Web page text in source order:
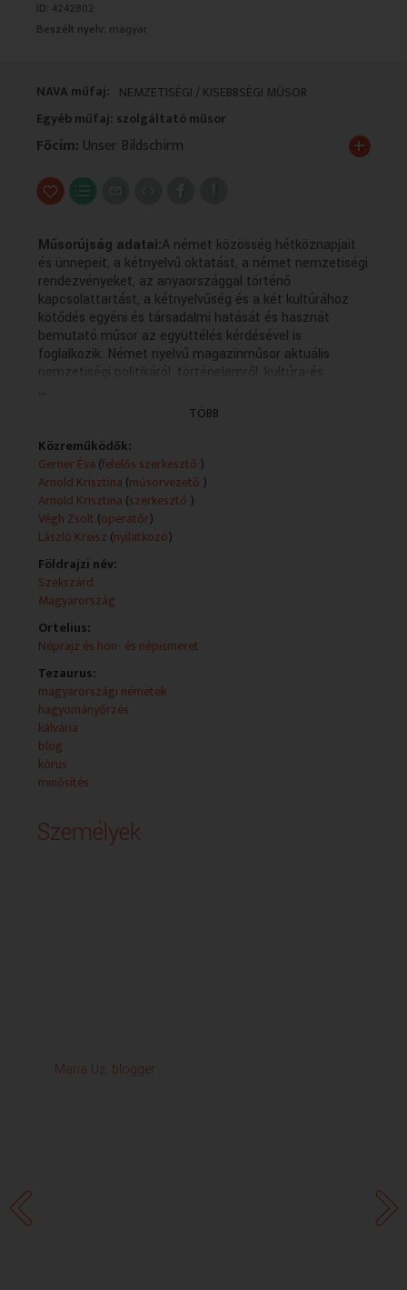
ID: 4242802
Beszélt nyelv: magyar
NAVA műfaj: NEMZETISÉGI / KISEBBSÉGI MŰSOR
Egyéb műfaj: szolgáltató műsor
Főcím: Unser Bildschirm +
Műsorújság adatai:A német közösség hétköznapjait
és ünnepeit, a kétnyelvű oktatást, a német nemzetiségi
rendezvényeket, az anyaországgal történő
kapcsolattartást, a kétnyelvűség és a két kultúrához
kötődés egyéni és társadalmi hatását és hasznát
bemutató műsor az együttélés kérdésével is
foglalkozik. Német nyelvű magazinműsor aktuális
nemzetiségi politikáról, történelemről, kultúra-és
hagyományápolásról, az identitás megőrzéséről a
magyarországi német nemzetiség életéből.
Német nyelvű nemzetiségi magazin.
Technikai leírás:
A műsorszolgáltatói információk forrása a
mediaklikk.hu.
Műsorszolgáltatói ismertető:
-A Magyarországi Német Ének-, Zene- és Tánckarok
Országos Tanácsa szekszárdi kórusminősítő találkozója
Német nyelvű magazinműsor nemzetiségi politikáról,
érdekességekkel, rendezvényekről történő
nemzetiség életéből.
...
TÖBB
Közreműködők:
Gerner Éva (felelős szerkesztő )
Arnold Krisztina (műsorvezető )
Arnold Krisztina (szerkesztő )
Végh Zsolt (operatőr)
László Kreisz (nyilatkozó)
Földrajzi név:
Szekszárd
Magyarország
Ortelius:
Néprajz és hon- és népismeret
Tezaurus:
magyarországi németek
hagyományőrzés
kálvária
blog
kórus
minősítés
Személyek
Maria Úz, blogger